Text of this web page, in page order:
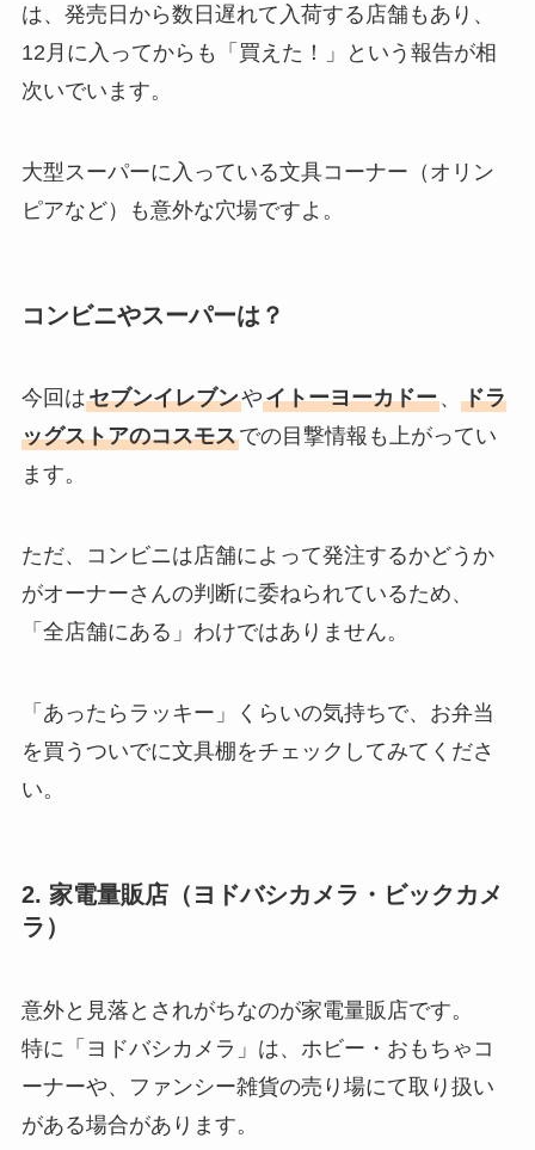
は、発売日から数日遅れて入荷する店舗もあり、
12月に入ってからも「買えた！」という報告が相
次いでいます。
大型スーパーに入っている文具コーナー（オリン
ピアなど）も意外な穴場ですよ。
コンビニやスーパーは？
今回はセブンイレブンやイトーヨーカドー、 ドラ
ッグストアのコスモスでの目撃情報も上がってい
ます。
ただ、コンビニは店舗によって発注するかどうか
がオーナーさんの判断に委ねられているため、
「全店舗にある」わけではありません。
「あったらラッキー」くらいの気持ちで、お弁当
を買うついでに文具棚をチェックしてみてくださ
い。
2. 家電量販店（ヨドバシカメラ・ビックカメ
ラ）
意外と見落とされがちなのが家電量販店です。
特に「ヨドバシカメラ」は、ホビー・おもちゃコ
ーナーや、ファンシー雑貨の売り場にて取り扱い
がある場合があります。